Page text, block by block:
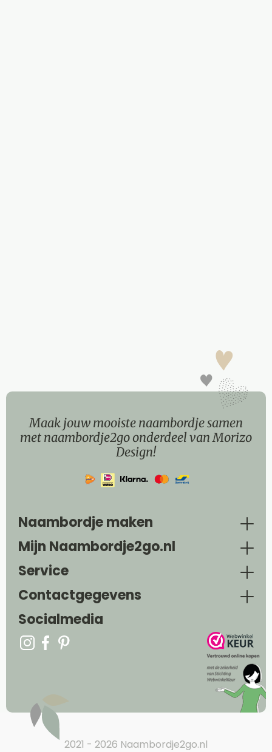
Maak jouw mooiste naambordje samen
met naambordje2go onderdeel van Morizo
Design!
Naambordje maken
Mijn Naambordje2go.nl
Service
Contactgegevens
Socialmedia
2021 - 2026 Naambordje2go.nl